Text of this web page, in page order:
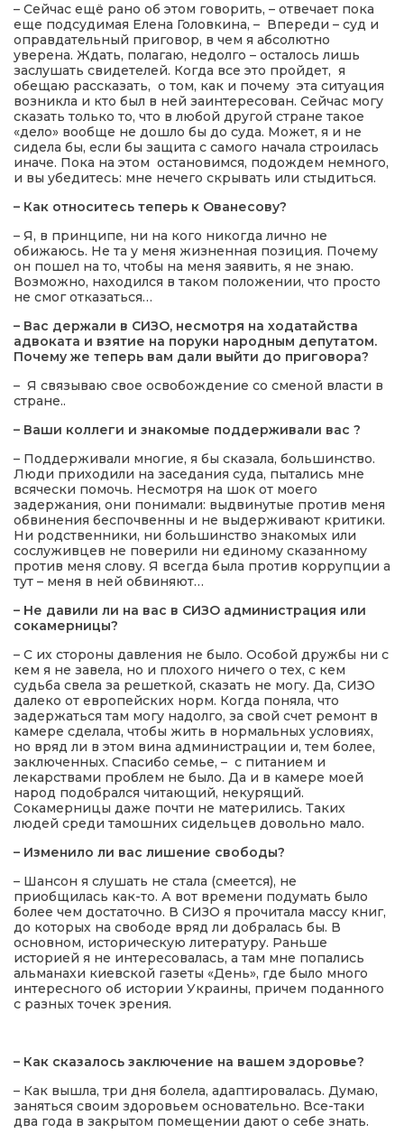
– Сейчас ещё рано об этом говорить, – отвечает пока
еще подсудимая Елена Головкина, – Впереди – суд и
оправдательный приговор, в чем я абсолютно
уверена. Ждать, полагаю, недолго – осталось лишь
заслушать свидетелей. Когда все это пройдет, я
обещаю рассказать, о том, как и почему эта ситуация
возникла и кто был в ней заинтересован. Сейчас могу
сказать только то, что в любой другой стране такое
«дело» вообще не дошло бы до суда. Может, я и не
сидела бы, если бы защита с самого начала строилась
иначе. Пока на этом остановимся, подождем немного,
и вы убедитесь: мне нечего скрывать или стыдиться.
– Как относитесь теперь к Ованесову?
– Я, в принципе, ни на кого никогда лично не
обижаюсь. Не та у меня жизненная позиция. Почему
он пошел на то, чтобы на меня заявить, я не знаю.
Возможно, находился в таком положении, что просто
не смог отказаться…
– Вас держали в СИЗО, несмотря на ходатайства
адвоката и взятие на поруки народным депутатом.
Почему же теперь вам дали выйти до приговора?
– Я связываю свое освобождение со сменой власти в
стране..
– Ваши коллеги и знакомые поддерживали вас ?
– Поддерживали многие, я бы сказала, большинство.
Люди приходили на заседания суда, пытались мне
всячески помочь. Несмотря на шок от моего
задержания, они понимали: выдвинутые против меня
обвинения беспочвенны и не выдерживают критики.
Ни родственники, ни большинство знакомых или
сослуживцев не поверили ни единому сказанному
против меня слову. Я всегда была против коррупции а
тут – меня в ней обвиняют…
– Не давили ли на вас в СИЗО администрация или
сокамерницы?
– С их стороны давления не было. Особой дружбы ни с
кем я не завела, но и плохого ничего о тех, с кем
судьба свела за решеткой, сказать не могу. Да, СИЗО
далеко от европейских норм. Когда поняла, что
задержаться там могу надолго, за свой счет ремонт в
камере сделала, чтобы жить в нормальных условиях,
но вряд ли в этом вина администрации и, тем более,
заключенных. Спасибо семье, – с питанием и
лекарствами проблем не было. Да и в камере моей
народ подобрался читающий, некурящий.
Сокамерницы даже почти не матерились. Таких
людей среди тамошних сидельцев довольно мало.
– Изменило ли вас лишение свободы?
– Шансон я слушать не стала (смеется), не
приобщилась как-то. А вот времени подумать было
более чем достаточно. В СИЗО я прочитала массу книг,
до которых на свободе вряд ли добралась бы. В
основном, историческую литературу. Раньше
историей я не интересовалась, а там мне попались
альманахи киевской газеты «День», где было много
интересного об истории Украины, причем поданного
с разных точек зрения.
– Как сказалось заключение на вашем здоровье?
– Как вышла, три дня болела, адаптировалась. Думаю,
заняться своим здоровьем основательно. Все-таки
два года в закрытом помещении дают о себе знать.